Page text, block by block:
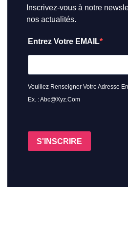
Inscrivez-vous à notre
nos actualités.
Entrez Votre EMAIL
Veuillez Renseigner Votre Adresse
Ex. : Abc@xyz.com
S'INSCRIRE